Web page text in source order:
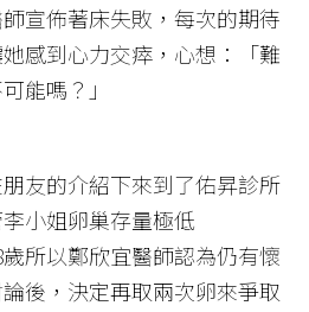
宣佈著床失敗，每次的期待
感到心力交瘁，心想：「難
能嗎？」
友的介紹下來到了佑昇診所
小姐卵巢存量極低
歲所以鄭欣宜醫師認為仍有懷
後，決定再取兩次卵來爭取